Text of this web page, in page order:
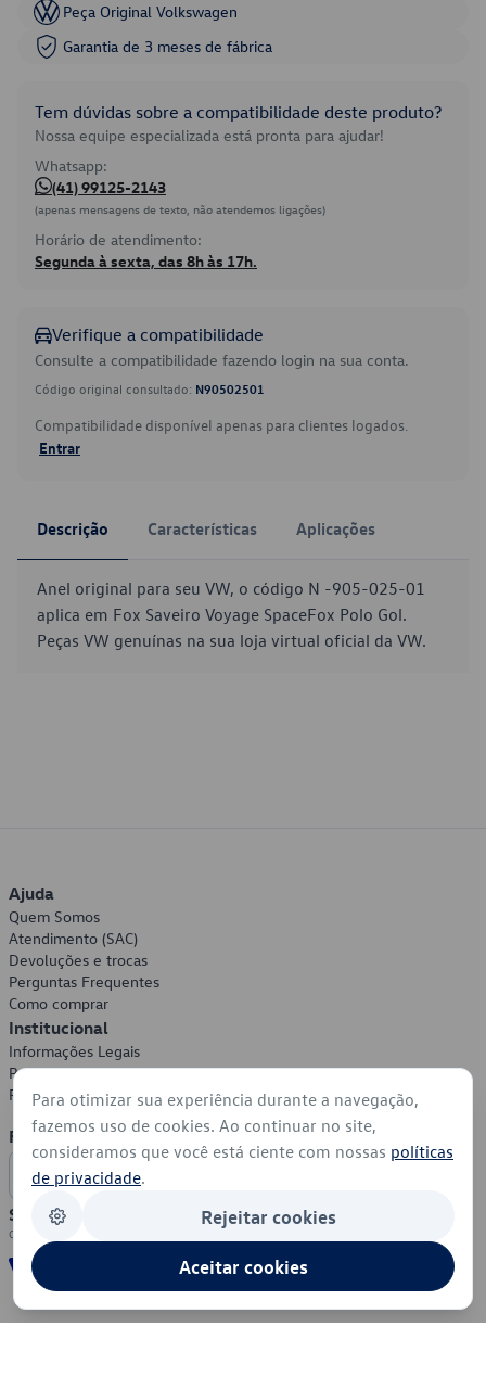
Peça Original Volkswagen
Garantia de 3 meses de fábrica
Tem dúvidas sobre a compatibilidade deste produto?
Nossa equipe especializada está pronta para ajudar!
Whatsapp:
(41) 99125-2143
(apenas mensagens de texto, não atendemos ligações)
Horário de atendimento:
Segunda à sexta, das 8h às 17h.
Verifique a compatibilidade
Consulte a compatibilidade fazendo login na sua conta.
Código original consultado: N90502501
Compatibilidade disponível apenas para clientes logados.
Entrar
Descrição Características Aplicações
Anel original para seu VW, o código N -905-025-01
aplica em Fox Saveiro Voyage SpaceFox Polo Gol.
Peças VW genuínas na sua loja virtual oficial da VW.
Ajuda
Quem Somos
Atendimento (SAC)
Devoluções e trocas
Perguntas Frequentes
Como comprar
Institucional
Informações Legais
Política de Privacidade
Política de Cookies
Formas de Pagamento
Segurança
Para otimizar sua experiência durante a navegação,
fazemos uso de cookies. Ao continuar no site,
consideramos que você está ciente com nossas políticas
de privacidade.
Rejeitar cookies
Aceitar cookies